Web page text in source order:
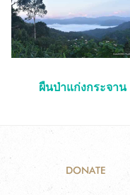
ผืนป่าแก่งกระจาน
DONATE